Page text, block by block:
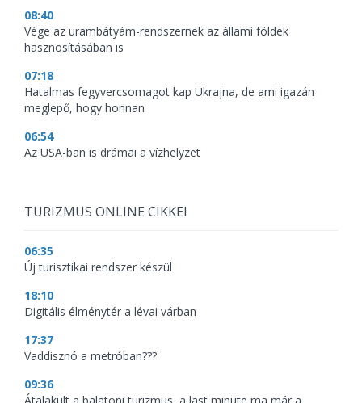
08:40
Vége az urambátyám-rendszernek az állami földek
hasznosításában is
07:18
Hatalmas fegyvercsomagot kap Ukrajna, de ami igazán
meglepő, hogy honnan
06:54
Az USA-ban is drámai a vízhelyzet
TURIZMUS ONLINE CIKKEI
06:35
Új turisztikai rendszer készül
18:10
Digitális élménytér a lévai várban
17:37
Vaddisznó a metróban???
09:36